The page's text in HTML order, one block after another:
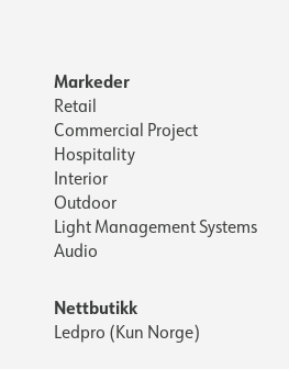
Markeder
Retail
Commercial Project
Hospitality
Interior
Outdoor
Light Management Systems
Audio
Nettbutikk
Ledpro (Kun Norge)